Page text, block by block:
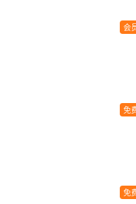
会
免
免